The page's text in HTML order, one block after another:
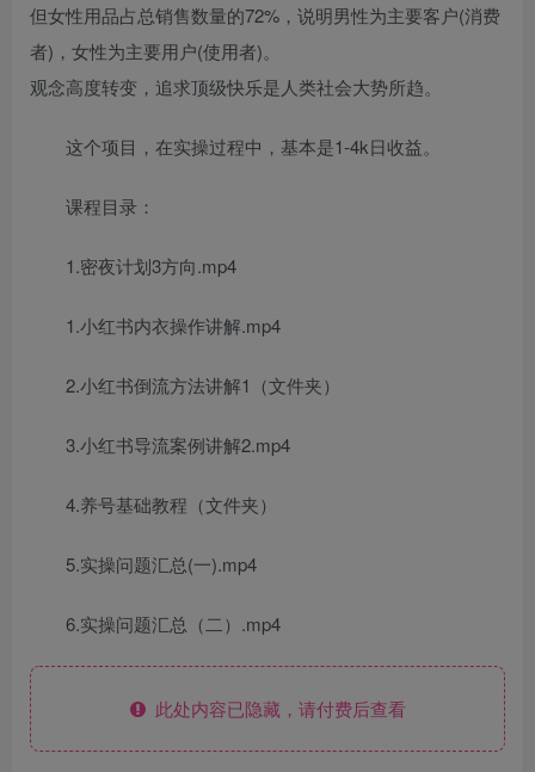
但女性用品占总销售数量的72%，说明男性为主要客户(消费
者)，女性为主要用户(使用者)。
观念高度转变，追求顶级快乐是人类社会大势所趋。
这个项目，在实操过程中，基本是1-4k日收益。
课程目录：
1.密夜计划3方向.mp4
1.小红书内衣操作讲解.mp4
2.小红书倒流方法讲解1（文件夹）
3.小红书导流案例讲解2.mp4
4.养号基础教程（文件夹）
5.实操问题汇总(一).mp4
6.实操问题汇总（二）.mp4
此处内容已隐藏，请付费后查看